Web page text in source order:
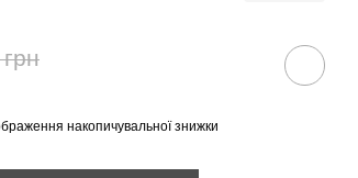
накопичувальної знижки